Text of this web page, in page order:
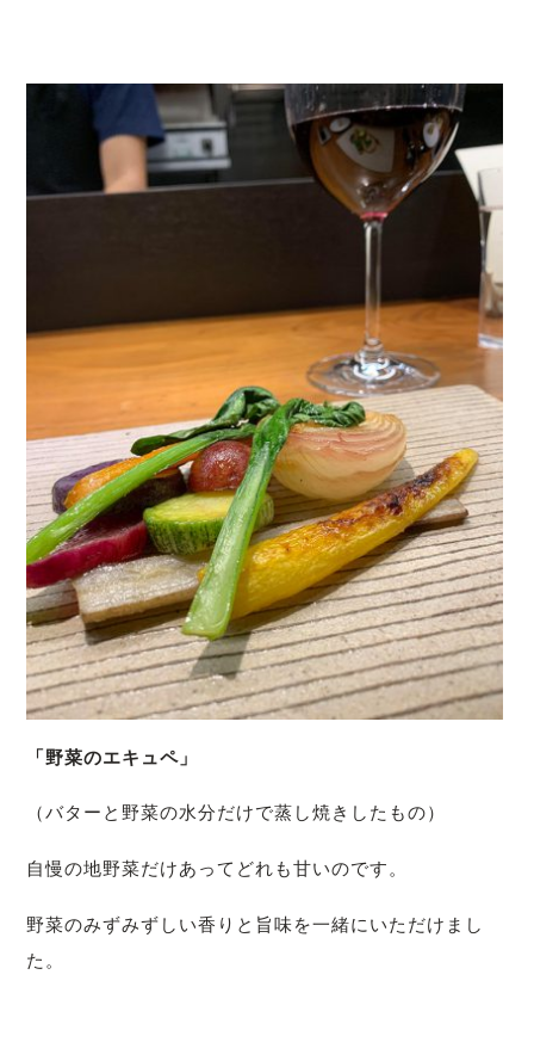
「野菜のエキュペ」
（バターと野菜の水分だけで蒸し焼きしたもの）
自慢の地野菜だけあってどれも甘いのです。
野菜のみずみずしい香りと旨味を一緒にいただけまし
た。